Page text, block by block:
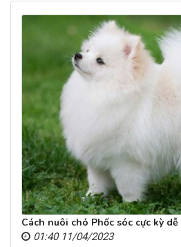
Cách nuôi chó Phốc sóc cực kỳ
01:40 11/04/2023